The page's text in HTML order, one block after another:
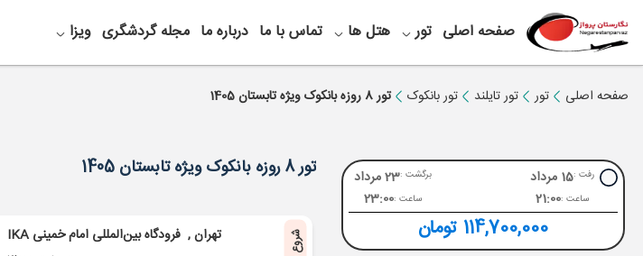
صفحه اصلی تور هتل ها تماس با ما درباره ما مجله گردشگری ویزا
صفحه اصلی تور تور تایلند تور بانکوک تور 8 روزه بانکوک ویژه تابستان 1405
رفت :15 مرداد
ساعت :21:00
برگشت :23 مرداد
ساعت :23:00
114,700,000 تومان
تور 8 روزه بانکوک ویژه تابستان 1405
تهران , فرودگاه بین‌المللی امام خمینی IKA